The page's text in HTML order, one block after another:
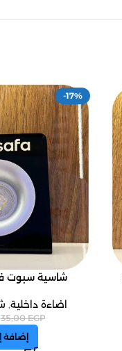
-17%
شاسية سبوت
اضاءة داخلية,
35,00EGP
إضافة